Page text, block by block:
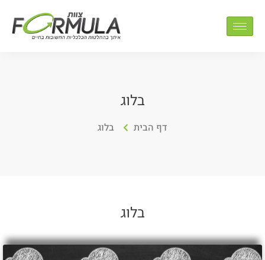
בלוג
דף הבית בלוג
בלוג